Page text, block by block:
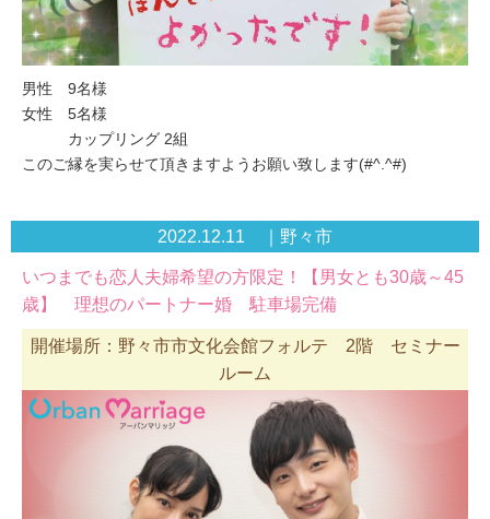
男性 9名様
女性 5名様
カップリング 2組
このご縁を実らせて頂きますようお願い致します(#^.^#)
2022.12.11 ｜野々市
いつまでも恋人夫婦希望の方限定！【男女とも30歳～45
歳】 理想のパートナー婚 駐車場完備
開催場所：野々市市文化会館フォルテ 2階 セミナー
ルーム